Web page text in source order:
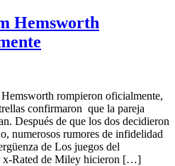
Hemsworth
rompieron oficialmente,
confirmaron que la pareja
Después de que los dos decidieron
numerosos rumores de infidelidad
de Los juegos del
x-Rated de Miley hicieron […]